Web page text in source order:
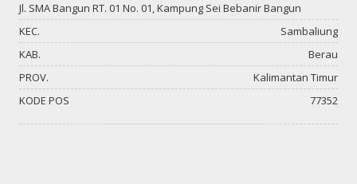
Jl. SMA Bangun RT. 01 No. 01, Kampung Sei Bebanir Bangun
KEC.
Sambaliung
KAB.
Berau
PROV.
Kalimantan Timur
KODE POS
77352